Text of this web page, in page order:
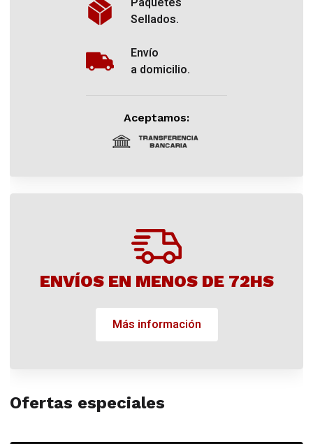
Sellados.
Envío
a domicilio.
Aceptamos:
ENVÍOS EN MENOS DE 72HS
Más información
Ofertas especiales